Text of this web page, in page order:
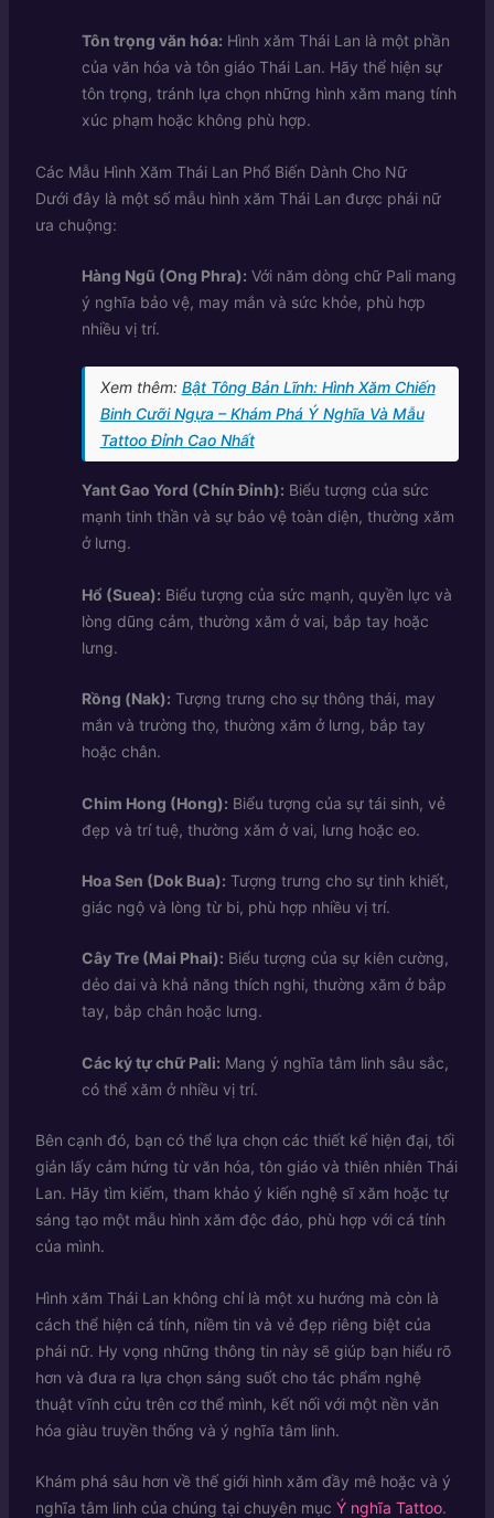
Tôn trọng văn hóa: Hình xăm Thái Lan là một phần
của văn hóa và tôn giáo Thái Lan. Hãy thể hiện sự
tôn trọng, tránh lựa chọn những hình xăm mang tính
xúc phạm hoặc không phù hợp.
Các Mẫu Hình Xăm Thái Lan Phổ Biến Dành Cho Nữ
Dưới đây là một số mẫu hình xăm Thái Lan được phái nữ
ưa chuộng:
Hàng Ngũ (Ong Phra): Với năm dòng chữ Pali mang
ý nghĩa bảo vệ, may mắn và sức khỏe, phù hợp
nhiều vị trí.
Xem thêm: Bật Tông Bản Lĩnh: Hình Xăm Chiến
Binh Cưỡi Ngựa – Khám Phá Ý Nghĩa Và Mẫu
Tattoo Đỉnh Cao Nhất
Yant Gao Yord (Chín Đỉnh): Biểu tượng của sức
mạnh tinh thần và sự bảo vệ toàn diện, thường xăm
ở lưng.
Hổ (Suea): Biểu tượng của sức mạnh, quyền lực và
lòng dũng cảm, thường xăm ở vai, bắp tay hoặc
lưng.
Rồng (Nak): Tượng trưng cho sự thông thái, may
mắn và trường thọ, thường xăm ở lưng, bắp tay
hoặc chân.
Chim Hong (Hong): Biểu tượng của sự tái sinh, vẻ
đẹp và trí tuệ, thường xăm ở vai, lưng hoặc eo.
Hoa Sen (Dok Bua): Tượng trưng cho sự tinh khiết,
giác ngộ và lòng từ bi, phù hợp nhiều vị trí.
Cây Tre (Mai Phai): Biểu tượng của sự kiên cường,
dẻo dai và khả năng thích nghi, thường xăm ở bắp
tay, bắp chân hoặc lưng.
Các ký tự chữ Pali: Mang ý nghĩa tâm linh sâu sắc,
có thể xăm ở nhiều vị trí.
Bên cạnh đó, bạn có thể lựa chọn các thiết kế hiện đại, tối
giản lấy cảm hứng từ văn hóa, tôn giáo và thiên nhiên Thái
Lan. Hãy tìm kiếm, tham khảo ý kiến nghệ sĩ xăm hoặc tự
sáng tạo một mẫu hình xăm độc đáo, phù hợp với cá tính
của mình.
Hình xăm Thái Lan không chỉ là một xu hướng mà còn là
cách thể hiện cá tính, niềm tin và vẻ đẹp riêng biệt của
phái nữ. Hy vọng những thông tin này sẽ giúp bạn hiểu rõ
hơn và đưa ra lựa chọn sáng suốt cho tác phẩm nghệ
thuật vĩnh cửu trên cơ thể mình, kết nối với một nền văn
hóa giàu truyền thống và ý nghĩa tâm linh.
Khám phá sâu hơn về thế giới hình xăm đầy mê hoặc và ý
nghĩa tâm linh của chúng tại chuyên mục Ý nghĩa Tattoo.